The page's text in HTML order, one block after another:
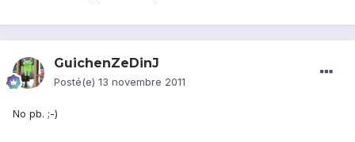
GuichenZeDinJ
Posté(e) 13 novembre 2011
No pb. ;-)